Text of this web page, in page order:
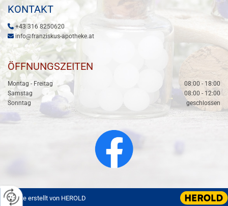
KONTAKT
 +43 316 8250620
 info@franziskus-apotheke.at
ÖFFNUNGSZEITEN
Montag - Freitag
08:00 - 18:00
Samstag
08:00 - 12:00
Sonntag
geschlossen
Website erstellt von HEROLD